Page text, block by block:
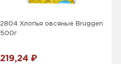
2804 Хлопья овсяные Bruggen
500г
219,24 ₽